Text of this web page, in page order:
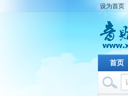
设为首页
首页